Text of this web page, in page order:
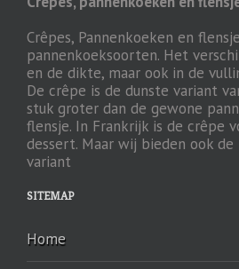
Crêpes, Pannenkoeken en
pannenkoeksoorten. Het
en de dikte, maar ook in de
De crêpe is de dunste variant
stuk groter dan de gewone
flensje. In Frankrijk is de crêpe
dessert. Maar wij bieden ook
variant
SITEMAP
Home